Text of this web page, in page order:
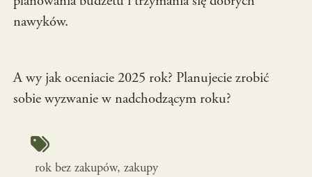
nawyków.
A wy jak oceniacie 2025 rok? Planujecie zrobić
sobie wyzwanie w nadchodzącym roku?
rok bez zakupów, zakupy